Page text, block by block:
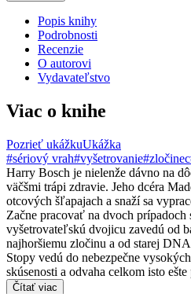
Popis knihy
Podrobnosti
Recenzie
O autorovi
Vydavateľstvo
Viac o knihe
Pozrieť ukážkuUkážka
#sériový vrah#vyšetrovanie#zločinec
Harry Bosch je nielenže dávno na
väčšmi trápi zdravie. Jeho dcéra
otcových šľapajach a snaží sa
Začne pracovať na dvoch
vyšetrovateľskú dvojicu zavedú od
najhoršiemu zločinu a od starej
Stopy vedú do nebezpečne
skúsenosti a odvaha celkom isto
Čítať viac